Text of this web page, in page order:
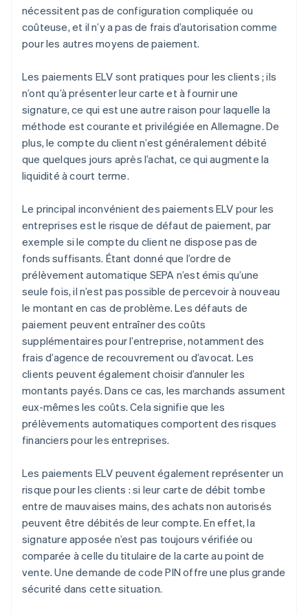
nécessitent pas de configuration compliquée ou
coûteuse, et il n’y a pas de frais d’autorisation comme
pour les autres moyens de paiement.
Les paiements ELV sont pratiques pour les clients ; ils
n’ont qu’à présenter leur carte et à fournir une
signature, ce qui est une autre raison pour laquelle la
méthode est courante et privilégiée en Allemagne. De
plus, le compte du client n’est généralement débité
que quelques jours après l’achat, ce qui augmente la
liquidité à court terme.
Le principal inconvénient des paiements ELV pour les
entreprises est le risque de défaut de paiement, par
exemple si le compte du client ne dispose pas de
fonds suffisants. Étant donné que l’ordre de
prélèvement automatique SEPA n’est émis qu’une
seule fois, il n’est pas possible de percevoir à nouveau
le montant en cas de problème. Les défauts de
paiement peuvent entraîner des coûts
supplémentaires pour l’entreprise, notamment des
frais d’agence de recouvrement ou d’avocat. Les
clients peuvent également choisir d’annuler les
montants payés. Dans ce cas, les marchands assument
eux-mêmes les coûts. Cela signifie que les
prélèvements automatiques comportent des risques
financiers pour les entreprises.
Les paiements ELV peuvent également représenter un
risque pour les clients : si leur carte de débit tombe
entre de mauvaises mains, des achats non autorisés
peuvent être débités de leur compte. En effet, la
signature apposée n’est pas toujours vérifiée ou
comparée à celle du titulaire de la carte au point de
vente. Une demande de code PIN offre une plus grande
sécurité dans cette situation.